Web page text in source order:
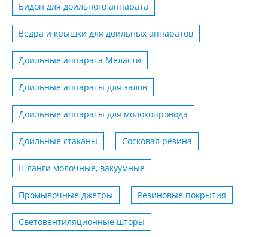
Бидон для доильного аппарата
Вёдра и крышки для доильных аппаратов
Доильные аппарата Меласти
Доильные аппараты для залов
Доильные аппараты для молокопровода
Доильные стаканы Сосковая резина
Шланги молочные, вакуумные
Промывочные джетры Резиновые покрытия
Световентиляционные шторы